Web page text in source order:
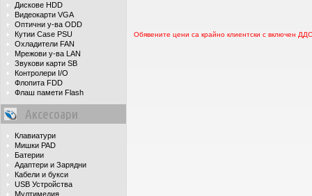
Дискове HDD
Видеокарти VGA
Оптични у-ва ODD
Кутии Case PSU
Охладители FAN
Мрежови у-ва LAN
Звукови карти SB
Контролери I/O
Флопита FDD
Флаш памети Flash
Аксесоари
Клавиатури
Мишки PAD
Батерии
Адаптери и Зарядни
Кабели и букси
USB Устройства
Мултимедия
Обявените цени са крайно клиентски с включен ДДС